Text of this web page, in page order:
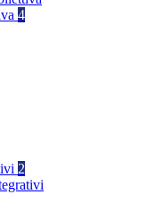
4
2